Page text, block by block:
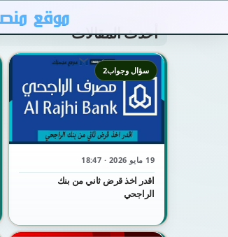
أحدث المقالات
19 مايو 2026 · 18:47
اقدر اخذ قرض ثاني من بنك
الراجحي
سؤال وجواب2